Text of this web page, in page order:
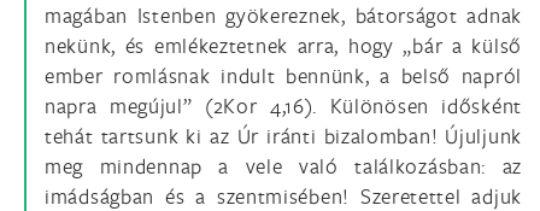
magában Istenben gyökereznek, bátorságot adnak
nekünk, és emlékeztetnek arra, hogy „bár a külső
ember romlásnak indult bennünk, a belső napról
napra megújul” (2Kor 4,16). Különösen idősként
tehát tartsunk ki az Úr iránti bizalomban! Újuljunk
meg mindennap a vele való találkozásban: az
imádságban és a szentmisében! Szeretettel adjuk